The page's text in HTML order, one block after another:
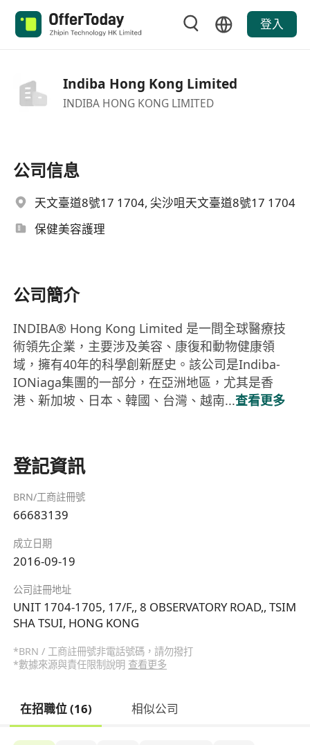
登入
Indiba Hong Kong Limited
INDIBA HONG KONG LIMITED
公司信息
天文臺道8號17 1704, 尖沙咀天文臺道8號17 1704
保健美容護理
公司簡介
INDIBA® Hong Kong Limited 是一間全球醫療技
術領先企業，主要涉及美容、康復和動物健康領
域，擁有40年的科學創新歷史。該公司是Indiba-
IONiaga集團的一部分，在亞洲地區，尤其是香
港、新加坡、日本、韓國、台灣、越南...查看更多
登記資訊
BRN/工商註冊號
66683139
成立日期
2016-09-19
公司註冊地址
UNIT 1704-1705, 17/F,, 8 OBSERVATORY ROAD,, TSIM
SHA TSUI, HONG KONG
*BRN / 工商註冊號非電話號碼，請勿撥打
*數據來源與責任限制說明 查看更多
在招職位 (16) 相似公司